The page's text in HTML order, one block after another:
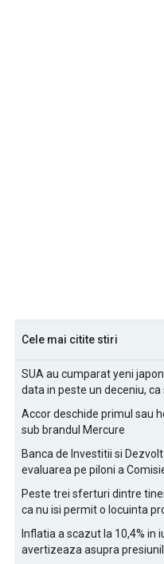
Cele mai citite stiri
SUA au cumparat yeni
data in peste un deceniu, ca
Accor deschide primul sau
sub brandul Mercure
Banca de Investitii si
evaluarea pe piloni a
Peste trei sferturi dintre
ca nu isi permit o locuinta
Inflatia a scazut la 10,4% in
avertizeaza asupra